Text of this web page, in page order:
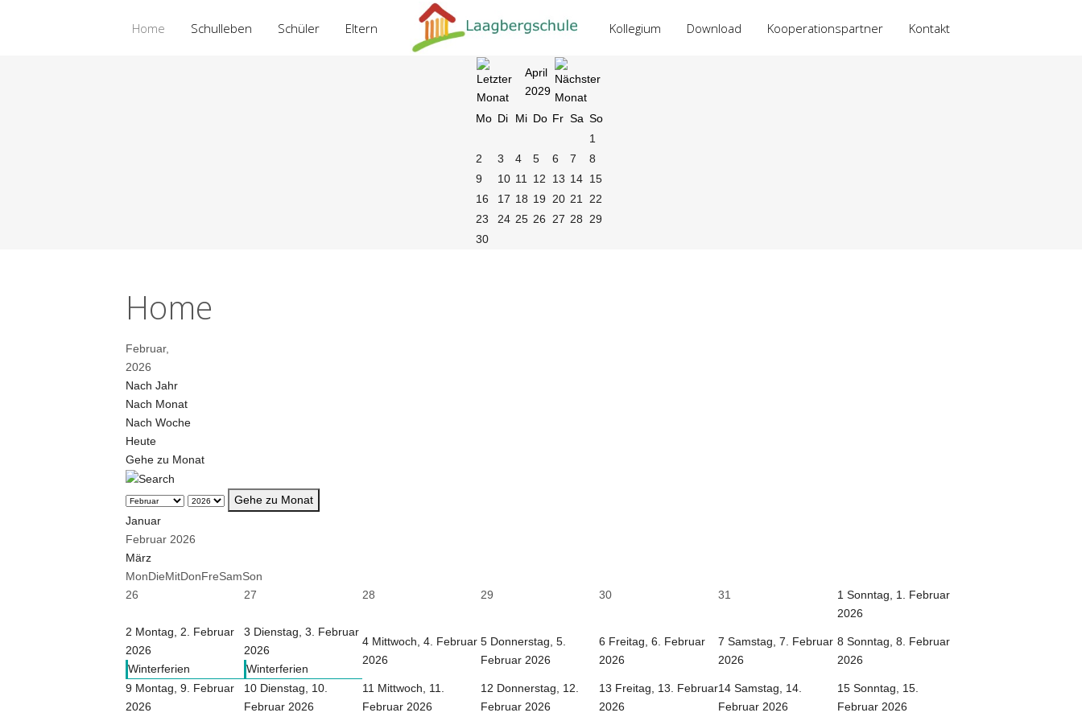
Home Schulleben Schüler Eltern Kollegium Download Kooperationspartner Kontakt
April
2029
Mo Di Mi Do Fr Sa So
1
2
3 4 5 6 7
8
9
10 11 12 13 14 15
16
17 18 19 20 21
22
23
24 25 26 27 28
29
30
Home
Februar,
2026
Nach Jahr
Nach Monat
Nach Woche
Heute
Gehe zu Monat
Gehe zu Monat
Januar
Februar 2026
März
MonDieMitDonFreSamSon
26
27 28 29 30 31 1 Sonntag, 1. Februar
2026
2 Montag, 2. Februar
2026
Winterferien
3 Dienstag, 3. Februar
2026
Winterferien
4 Mittwoch, 4. Februar
2026
5 Donnerstag, 5.
Februar 2026
6 Freitag, 6. Februar
2026
7 Samstag, 7. Februar
2026
8 Sonntag, 8. Februar
2026
9 Montag, 9. Februar
2026
10 Dienstag, 10.
Februar 2026
11 Mittwoch, 11.
Februar 2026
12 Donnerstag, 12.
Februar 2026
13 Freitag, 13. Februar
2026
14 Samstag, 14.
Februar 2026
15 Sonntag, 15.
Februar 2026